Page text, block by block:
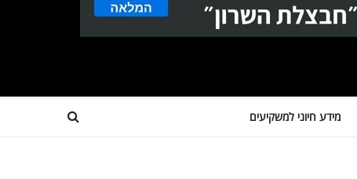
מידע חיוני למשקיעים